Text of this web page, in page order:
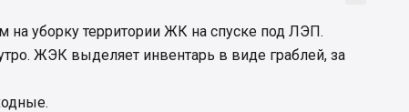
на уборку территории ЖК на спуске под ЛЭП.
ЖЭК выделяет инвентарь в виде граблей, за